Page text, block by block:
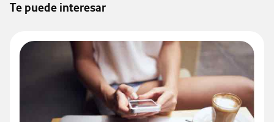
Te puede interesar